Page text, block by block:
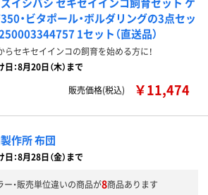
・ビタポール・ボルダリングの3点セッ
1セット（直送品）
らセキセイインコの飼育を始める方に！
日：8月20日（木）まで
販売価格(税込)
￥11,474
作所 布団
日：8月28日（金）まで
ー・販売単位違いの商品が8商品あります